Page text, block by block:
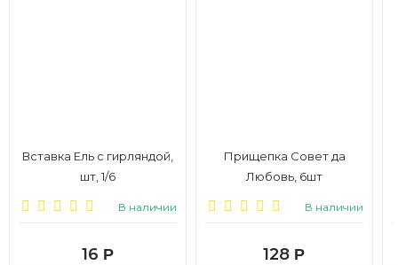
Вставка Ель с гирляндой,
шт, 1/6
В наличии
16 Р
Прищепка Совет да
Любовь, 6шт
В наличии
128 Р